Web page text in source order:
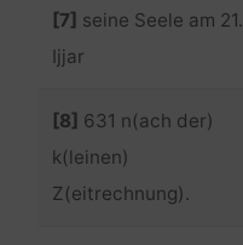
[7] seine Seele am 21.
Ijjar
[8] 631 n(ach der)
k(leinen)
Z(eitrechnung).